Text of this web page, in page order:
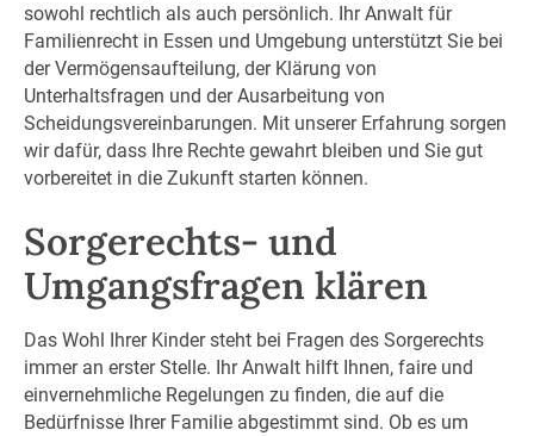
sowohl rechtlich als auch persönlich. Ihr Anwalt für
Familienrecht in Essen und Umgebung unterstützt Sie bei
der Vermögensaufteilung, der Klärung von
Unterhaltsfragen und der Ausarbeitung von
Scheidungsvereinbarungen. Mit unserer Erfahrung sorgen
wir dafür, dass Ihre Rechte gewahrt bleiben und Sie gut
vorbereitet in die Zukunft starten können.
Sorgerechts- und
Umgangsfragen klären
Das Wohl Ihrer Kinder steht bei Fragen des Sorgerechts
immer an erster Stelle. Ihr Anwalt hilft Ihnen, faire und
einvernehmliche Regelungen zu finden, die auf die
Bedürfnisse Ihrer Familie abgestimmt sind. Ob es um